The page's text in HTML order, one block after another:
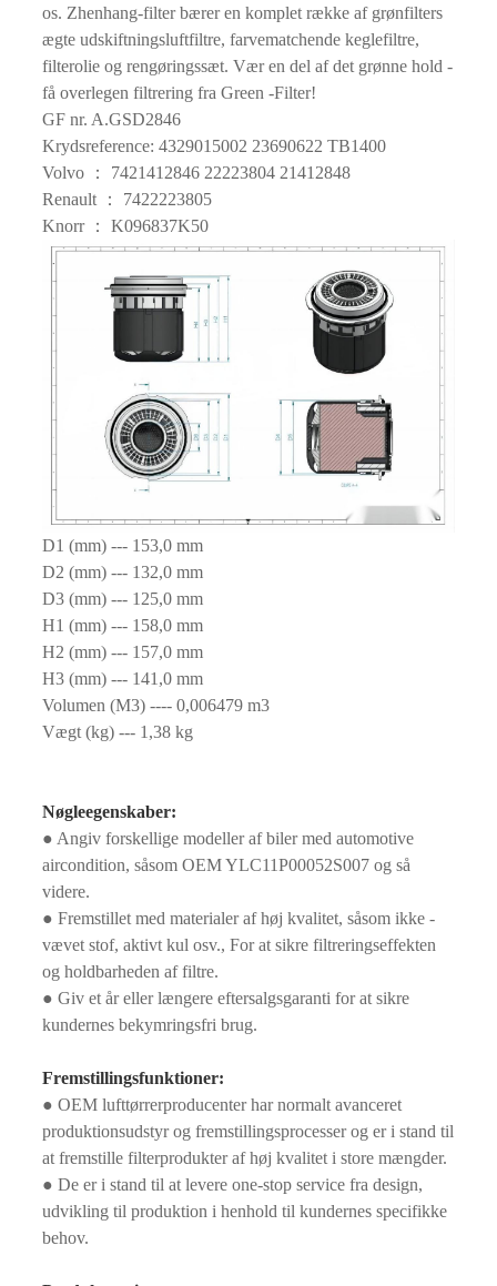
os. Zhenhang-filter bærer en komplet række af grønfilters
ægte udskiftningsluftfiltre, farvematchende keglefiltre,
filterolie og rengøringssæt. Vær en del af det grønne hold -
få overlegen filtrering fra Green -Filter!
GF nr. A.GSD2846
Krydsreference: 4329015002 23690622 TB1400
Volvo ： 7421412846 22223804 21412848
Renault ： 7422223805
Knorr ： K096837K50
D1 (mm) --- 153,0 mm
D2 (mm) --- 132,0 mm
D3 (mm) --- 125,0 mm
H1 (mm) --- 158,0 mm
H2 (mm) --- 157,0 mm
H3 (mm) --- 141,0 mm
Volumen (M3) ---- 0,006479 m3
Vægt (kg) --- 1,38 kg
Nøgleegenskaber:
● Angiv forskellige modeller af biler med automotive
aircondition, såsom OEM YLC11P00052S007 og så
videre.
● Fremstillet med materialer af høj kvalitet, såsom ikke -
vævet stof, aktivt kul osv., For at sikre filtreringseffekten
og holdbarheden af ​​filtre.
● Giv et år eller længere eftersalgsgaranti for at sikre
kundernes bekymringsfri brug.
Fremstillingsfunktioner:
● OEM lufttørrerproducenter har normalt avanceret
produktionsudstyr og fremstillingsprocesser og er i stand til
at fremstille filterprodukter af høj kvalitet i store mængder.
● De er i stand til at levere one-stop service fra design,
udvikling til produktion i henhold til kundernes specifikke
behov.